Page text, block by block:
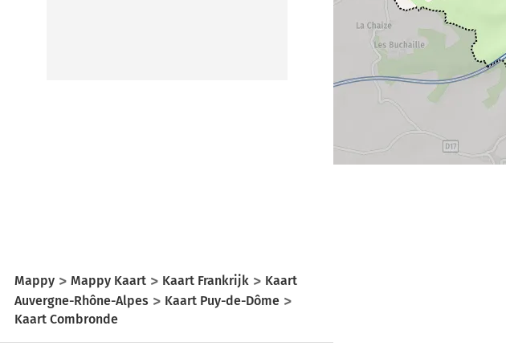
Mappy Mappy Kaart Kaart Frankrijk
Kaart
Auvergne-Rhône-Alpes
Kaart Puy-de-Dôme
Kaart Combronde